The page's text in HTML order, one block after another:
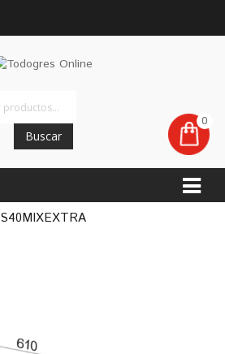
0
Buscar
S40MIXEXTRA